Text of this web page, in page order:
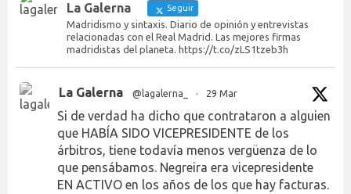
La Galerna Seguir
Madridismo y sintaxis. Diario de opinión y entrevistas
relacionadas con el Real Madrid. Las mejores firmas
madridistas del planeta. https://t.co/zLS1tzeb3h
La Galerna @lagalerna_ · 29 Mar
Si de verdad ha dicho que contrataron a alguien
que HABÍA SIDO VICEPRESIDENTE de los
árbitros, tiene todavía menos vergüenza de lo
que pensábamos. Negreira era vicepresidente
EN ACTIVO en los años de los que hay facturas.